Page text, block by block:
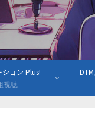
ション Plus!
視聴